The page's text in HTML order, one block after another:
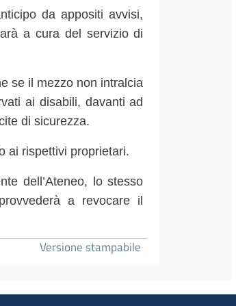
da appositi avvisi,
a cura del servizio di
se il mezzo non intralcia
ai disabili, davanti ad
di sicurezza.
ai rispettivi proprietari.
dell’Ateneo, lo stesso
a revocare il
Versione stampabile